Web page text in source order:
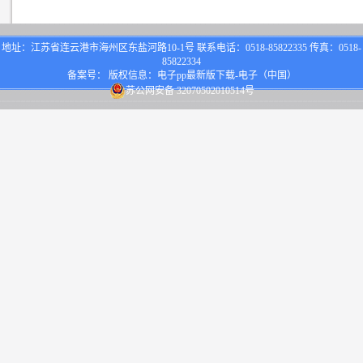
地址：江苏省连云港市海州区东盐河路10-1号 联系电话：0518-85822335 传真：0518-
85822334
备案号： 版权信息：电子pp最新版下载-电子（中国）
苏公网安备 32070502010514号